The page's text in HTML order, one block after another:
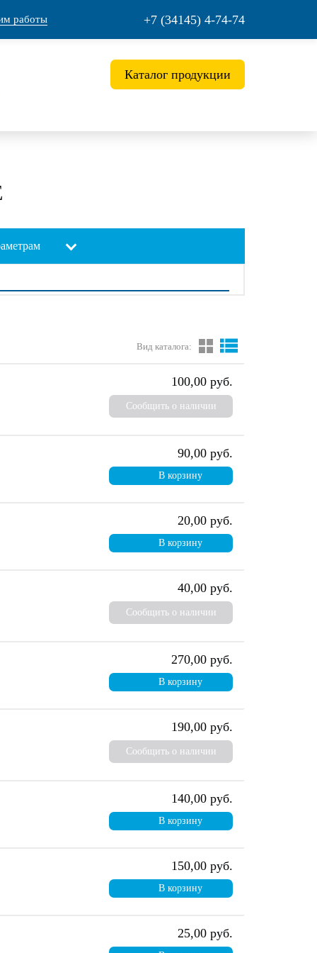
работы +7 (34145) 4-74-74
Каталог продукции
Вид каталога:
100,00 руб.
Сообщить о наличии
90,00 руб.
В корзину
20,00 руб.
В корзину
40,00 руб.
Сообщить о наличии
270,00 руб.
В корзину
190,00 руб.
Сообщить о наличии
140,00 руб.
В корзину
150,00 руб.
В корзину
25,00 руб.